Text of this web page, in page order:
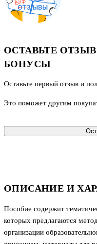
ОПИСАНИЕ И
Пособие содержит
которых предлагаются
организации
ОСТАВЬТЕ
БОНУСЫ
Оставьте первый отзыв и
Это поможет другим